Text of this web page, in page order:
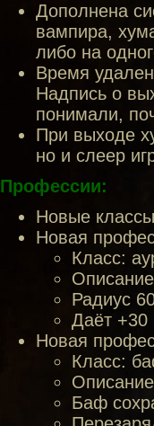
Дополнена
вампира,
либо на
Время
Надпись о
понимали,
При выходе
но и слеер
Профессии:
Новые
Новая
Класс:
Радиус
Даёт +30
Новая
Класс:
Баф